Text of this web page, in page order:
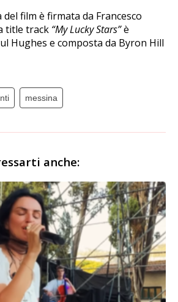
film è firmata da Francesco
title track “My Lucky Stars”è
Hughes e composta da Byron Hill
messina
anche: